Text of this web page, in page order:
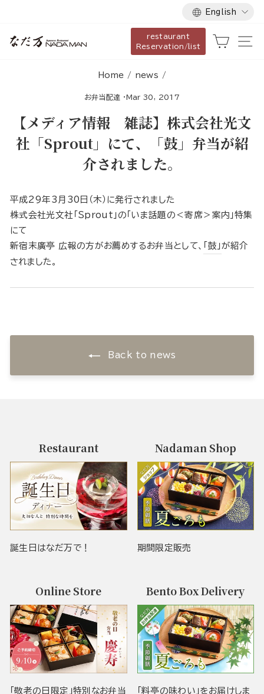
content
Language
English
restaurant
Reservation/list
Cart
Home / news /
お弁当配達 ·Mar 30, 2017
【メディア情報 雑誌】株式会社光文
社「Sprout」にて、「鼓」弁当が紹
介されました。
平成29年3月30日（木）に発行されました
株式会社光文社「Sprout」の「いま話題の＜寄席＞案内」特集
にて
新宿末廣亭 広報の方がお薦めするお弁当として、 「鼓」が紹介
されました。
Back to news
Restaurant
誕生日はなだ万で！
Nadaman Shop
期間限定販売
Online Store
「敬老の日限定」特別なお弁当
Bento Box Delivery
「料亭の味わい」をお届けしま